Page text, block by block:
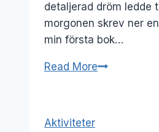
detaljerad dröm ledde
morgonen skrev ner
min första bok…
Read More24
Aktiviteter